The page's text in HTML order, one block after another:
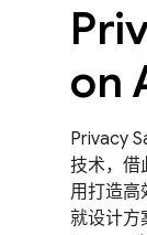
on
Privacy
技术，借
用打造高
就设计方